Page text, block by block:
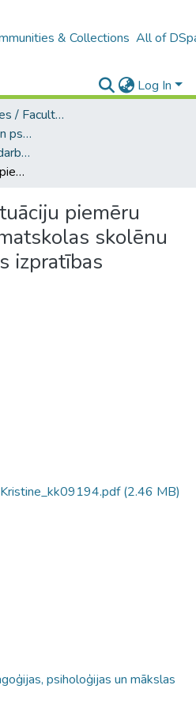
& Collections All of
Log In
B4 – LU fakultātes / Faculties of the UL
A -- Izglītības zinātņu un psiholoģijas fakultāte / Faculty of Education Sciences and Psychology
Bakalaura un maģistra darbi (PPMF) / Bachelor's and Master's theses
Reālās dzīves situāciju piemēru izmantošana pamatskolas skolēnu dabaszinātniskās izpratības pilnveidei
piemēru
skolēnu
izpratības
(2.46 MB)
psiholoģijas un mākslas